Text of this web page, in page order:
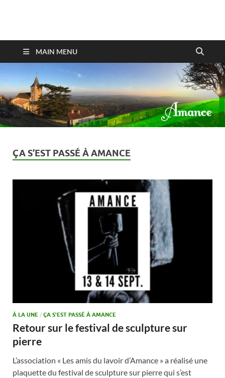
Amance
MAIN MENU
ÇA S’EST PASSÉ À AMANCE
À LA UNE / ÇA S'EST PASSÉ À AMANCE
Retour sur le festival de sculpture sur
pierre
L’association « Les amis du lavoir d’Amance » a réalisé une
plaquette du festival de sculpture sur pierre qui s’est